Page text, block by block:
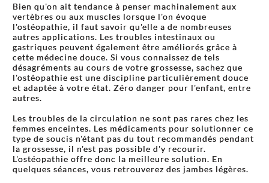
Bien qu'on ait tendance à penser machinalement aux
vertèbres ou aux muscles lorsque l'on évoque
l'ostéopathie, il faut savoir qu'elle a de nombreuses
autres applications. Les troubles intestinaux ou
gastriques peuvent également être améliorés grâce à
cette médecine douce. Si vous connaissez de tels
désagréments au cours de votre grossesse, sachez que
l'ostéopathie est une discipline particulièrement douce
et adaptée à votre état. Zéro danger pour l'enfant, entre
autres.
Les troubles de la circulation ne sont pas rares chez les
femmes enceintes. Les médicaments pour solutionner ce
type de soucis n'étant pas du tout recommandés pendant
la grossesse, il n'est pas possible d'y recourir.
L'ostéopathie offre donc la meilleure solution. En
quelques séances, vous retrouverez des jambes légères.